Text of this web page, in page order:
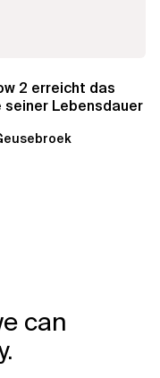
2 erreicht das
seiner Lebensdauer
can